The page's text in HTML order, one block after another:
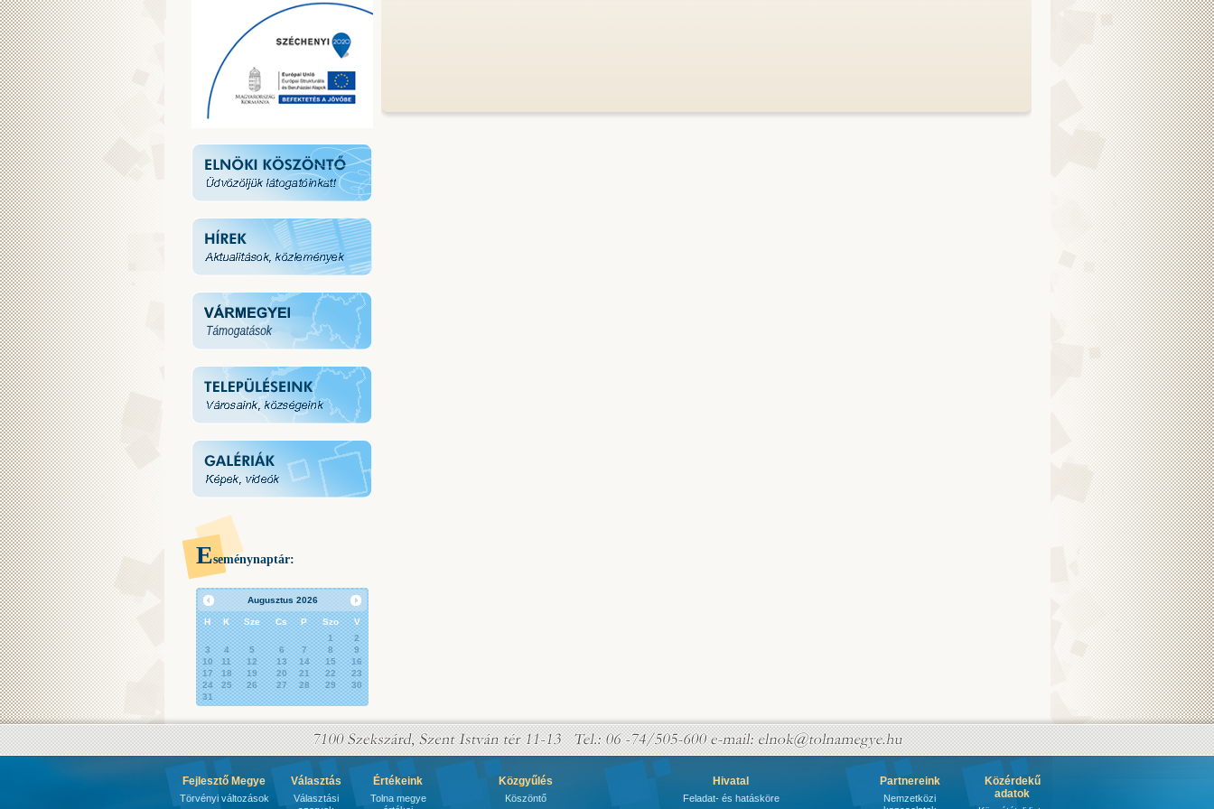
Eseménynaptár:
Augusztus 2026
H K Sze Cs P Szo
V
1
2
3
4 5 6 7 8
9
10
11 12 13 14 15
16
17
18 19 20 21 22
23
24
25 26 27 28 29
30
31
Fejlesztő Megye
Törvényi változások
Választás
Választási
Értékeink
Tolna megye
Közgyűlés
Köszöntő
Hivatal
Feladat- és hatásköre
Partnereink
Nemzetközi
Közérdekű
adatok